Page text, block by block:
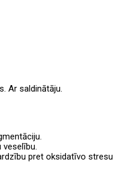
Ar saldinātāju.
pret oksidatīvo stresu.